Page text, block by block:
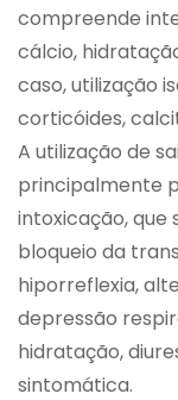
compreende
cálcio,
caso, utilização
corticóides,
A utilização de
principalmente
intoxicação, que
bloqueio da
hiporreflexia,
depressão
hidratação,
sintomática.